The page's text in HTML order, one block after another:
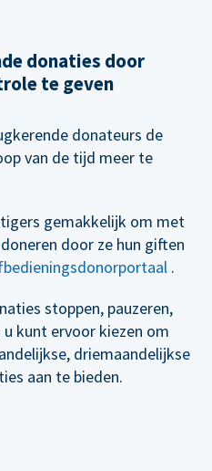
donaties door
te geven
donateurs de
van de tijd meer te
gemakkelijk om met
door ze hun giften
.
stoppen, pauzeren,
kunt ervoor kiezen om
driemaandelijkse
aan te bieden.